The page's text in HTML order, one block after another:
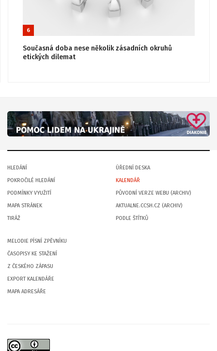
6
Současná doba nese několik zásadních okruhů
etických dilemat
HLEDÁNÍ
POKROČILÉ HLEDÁNÍ
PODMÍNKY VYUŽITÍ
MAPA STRÁNEK
TIRÁŽ
ÚŘEDNÍ DESKA
KALENDÁŘ
PŮVODNÍ VERZE WEBU (ARCHIV)
AKTUALNE.CCSH.CZ (ARCHIV)
PODLE ŠTÍTKŮ
MELODIE PÍSNÍ ZPĚVNÍKU
ČASOPISY KE STAŽENÍ
Z ČESKÉHO ZÁPASU
EXPORT KALENDÁŘE
MAPA ADRESÁŘE